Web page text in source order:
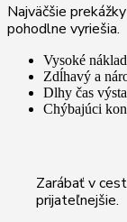
Najväčšie
pohodlne vyriešia.
Vysoké
Zdĺhavý a
Dlhy čas
Chýbajúci
Zarábať v
prijateľnejšie.